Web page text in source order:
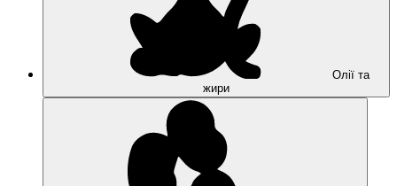
Олії та
жири